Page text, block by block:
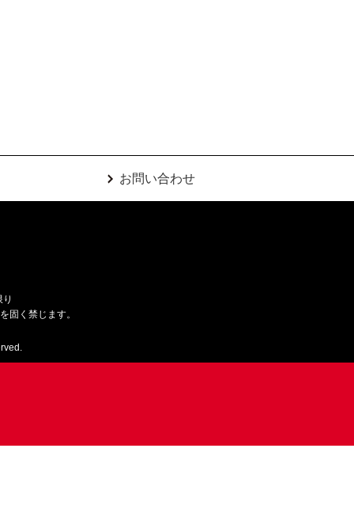
お問い合わせ
固く禁じます。